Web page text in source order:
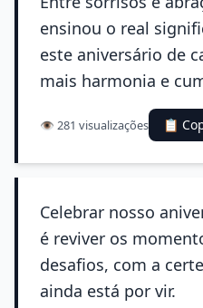
ensinou o real
este aniversário de
mais harmonia e
👁️ 281 visualizações 📋
Celebrar nosso
é reviver os
desafios, com a
ainda está por vir.